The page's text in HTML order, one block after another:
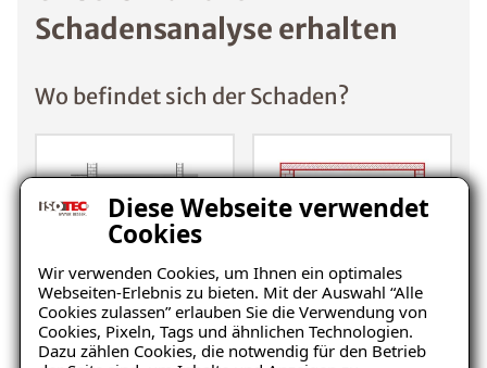
Diese Webseite verwendet
Cookies
Wir verwenden Cookies, um Ihnen ein optimales
Webseiten-Erlebnis zu bieten. Mit der Auswahl “Alle
Cookies zulassen” erlauben Sie die Verwendung von
Cookies, Pixeln, Tags und ähnlichen Technologien.
Dazu zählen Cookies, die notwendig für den Betrieb
Schadensanalyse erhalten
Wo befindet sich der Schaden?
Keller Wohnraum